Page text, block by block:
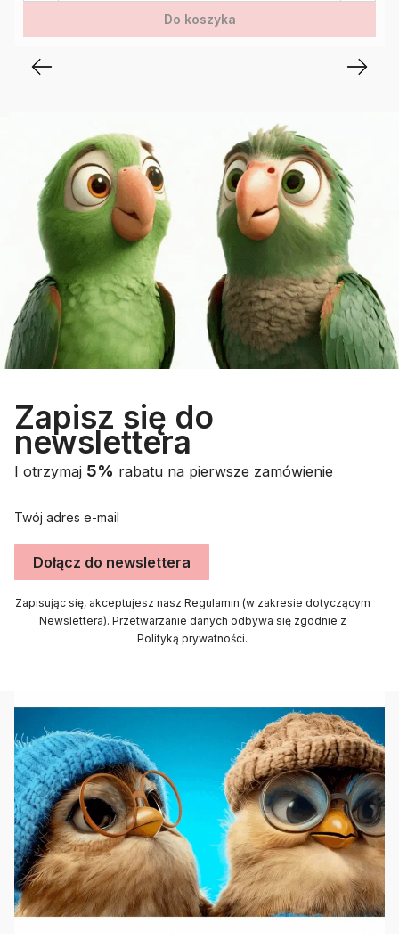
Do koszyka
Zapisz się do
newslettera
I otrzymaj 5% rabatu na pierwsze zamówienie
Twój adres e-mail
Dołącz do newslettera
Zapisując się, akceptujesz nasz Regulamin (w zakresie dotyczącym
Newslettera). Przetwarzanie danych odbywa się zgodnie z
Polityką prywatności.